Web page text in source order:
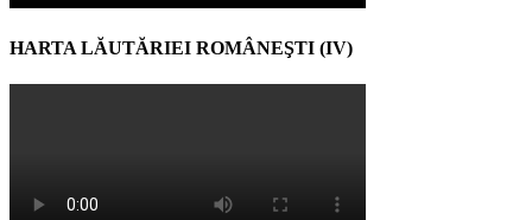
HARTA LĂUTĂRIEI ROMÂNEŞTI (IV)